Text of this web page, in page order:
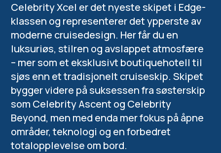
Celebrity Xcel er det nyeste skipet i Edge-
klassen og representerer det ypperste av
moderne cruisedesign. Her får du en
luksuriøs, stilren og avslappet atmosfære
– mer som et eksklusivt boutiquehotell til
sjøs enn et tradisjonelt cruiseskip. Skipet
bygger videre på suksessen fra søsterskip
som Celebrity Ascent og Celebrity
Beyond, men med enda mer fokus på åpne
områder, teknologi og en forbedret
totalopplevelse om bord.